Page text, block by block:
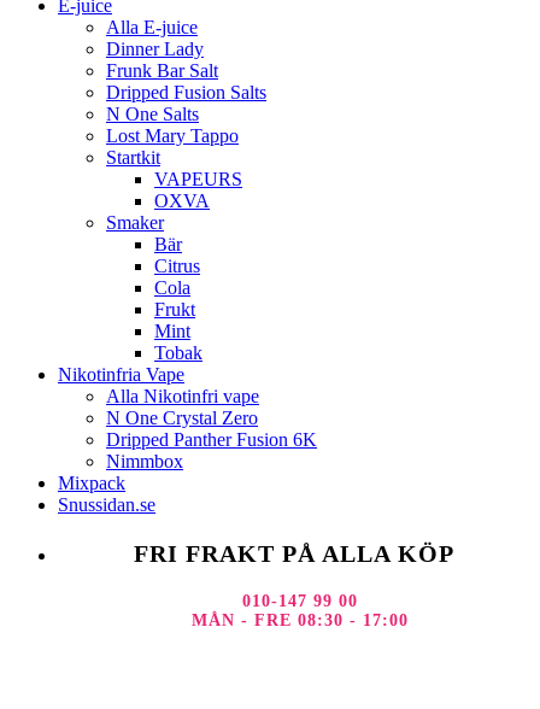
E-juice
Alla E-juice
Dinner Lady
Frunk Bar Salt
Dripped Fusion Salts
N One Salts
Lost Mary Tappo
Startkit
VAPEURS
OXVA
Smaker
Bär
Citrus
Cola
Frukt
Mint
Tobak
Nikotinfria Vape
Alla Nikotinfri vape
N One Crystal Zero
Dripped Panther Fusion 6K
Nimmbox
Mixpack
Snussidan.se
FRI FRAKT PÅ ALLA KÖP
010-147 99 00
MÅN - FRE 08:30 - 17:00